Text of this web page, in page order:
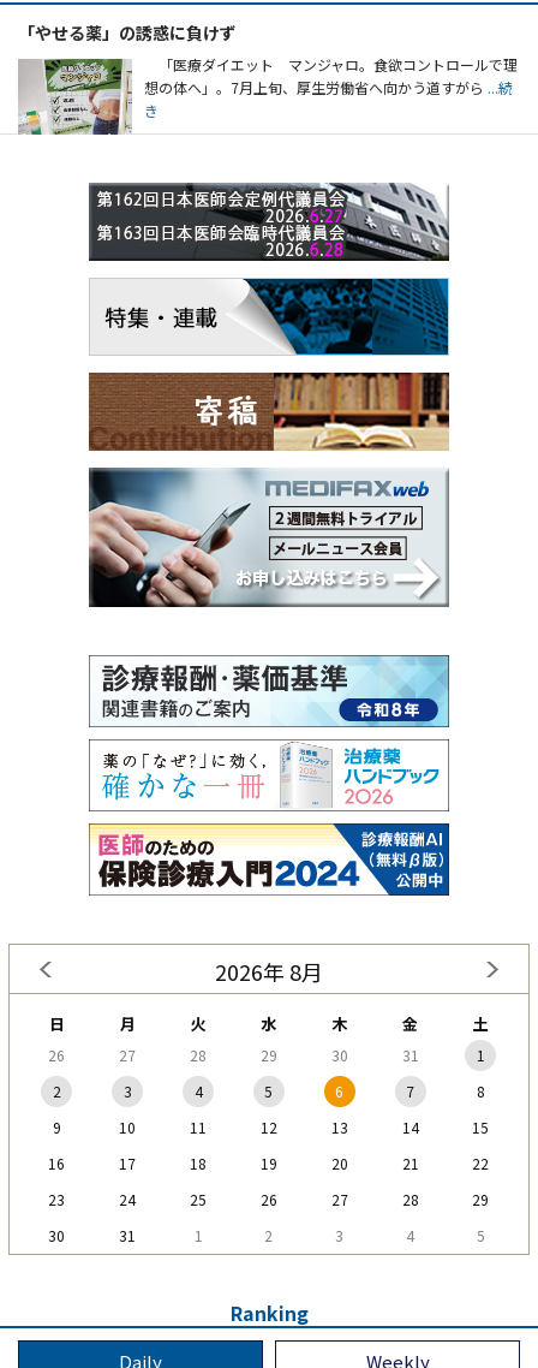
「やせる薬」の誘惑に負けず
「医療ダイエット マンジャロ。食欲コントロールで理
想の体へ」。7月上旬、厚生労働省へ向かう道すがら ...続
き
2026年 8月
日 月 火 水 木 金 土
26 27 28 29 30 31
1
2
3 4 5 6 7
8
9
10 11 12 13 14
15
16
17 18 19 20 21
22
23
24 25 26 27 28
29
30
31 1 2 3 4 5
Ranking
Daily Weekly